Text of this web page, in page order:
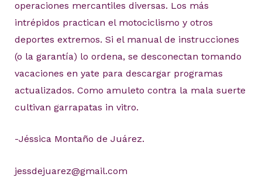
operaciones mercantiles diversas. Los más
intrépidos practican el motociclismo y otros
deportes extremos. Si el manual de instrucciones
(o la garantía) lo ordena, se desconectan tomando
vacaciones en yate para descargar programas
actualizados. Como amuleto contra la mala suerte
cultivan garrapatas in vitro.
-Jéssica Montaño de Juárez.
jessdejuarez@gmail.com